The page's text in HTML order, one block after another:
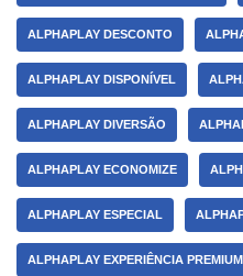
ALPHAPLAY DESCONTO
ALPHAPLAY DISPONÍVEL
ALPHAPLAY DIVERSÃO
ALPHAPLAY ECONOMIZE
ALPHAPLAY ESPECIAL
ALPHAPLAY EXPERIÊNCIA PREMIUM